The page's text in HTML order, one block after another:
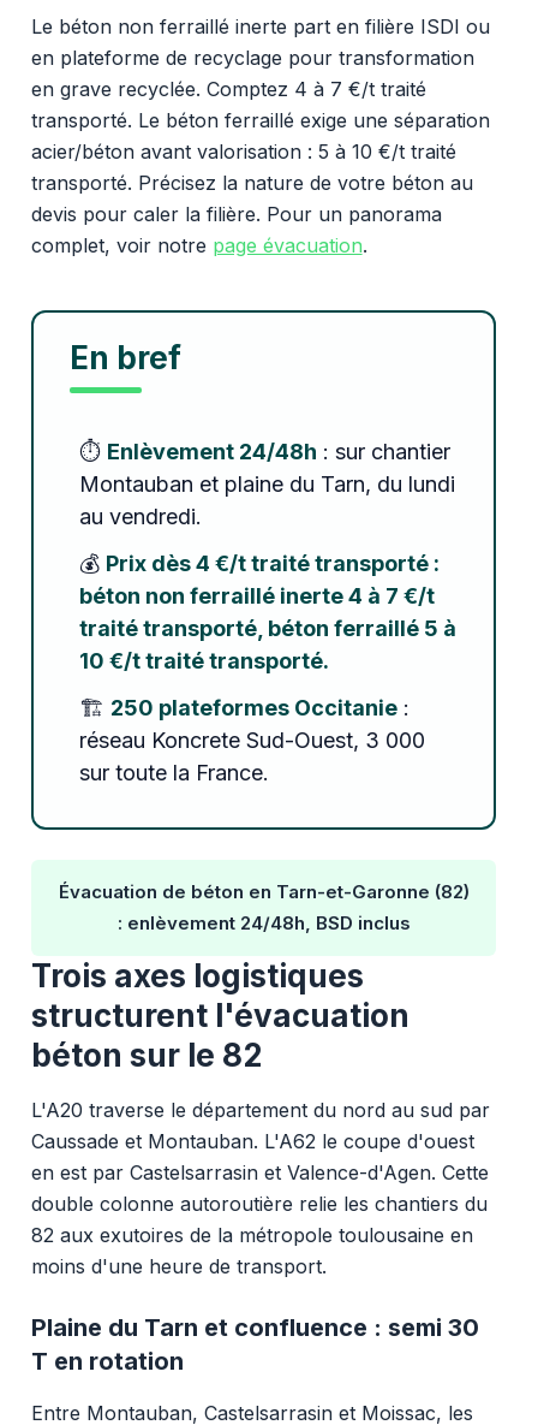
Le béton non ferraillé inerte part en filière ISDI ou
en plateforme de recyclage pour transformation
en grave recyclée. Comptez 4 à 7 €/t traité
transporté. Le béton ferraillé exige une séparation
acier/béton avant valorisation : 5 à 10 €/t traité
transporté. Précisez la nature de votre béton au
devis pour caler la filière. Pour un panorama
complet, voir notre page évacuation.
En bref
⏱️ Enlèvement 24/48h : sur chantier
Montauban et plaine du Tarn, du lundi
au vendredi.
💰 Prix dès 4 €/t traité transporté :
béton non ferraillé inerte 4 à 7 €/t
traité transporté, béton ferraillé 5 à
10 €/t traité transporté.
🏗️ 250 plateformes Occitanie:
réseau Koncrete Sud-Ouest, 3 000
sur toute la France.
Évacuation de béton en Tarn-et-Garonne (82)
: enlèvement 24/48h, BSD inclus
Trois axes logistiques
structurent l'évacuation
béton sur le 82
L'A20 traverse le département du nord au sud par
Caussade et Montauban. L'A62 le coupe d'ouest
en est par Castelsarrasin et Valence-d'Agen. Cette
double colonne autoroutière relie les chantiers du
82 aux exutoires de la métropole toulousaine en
moins d'une heure de transport.
Plaine du Tarn et confluence : semi 30
T en rotation
Entre Montauban, Castelsarrasin et Moissac, les